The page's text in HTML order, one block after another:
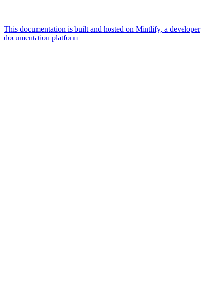
This documentation is built and hosted on Mintlify, a developer
documentation platform